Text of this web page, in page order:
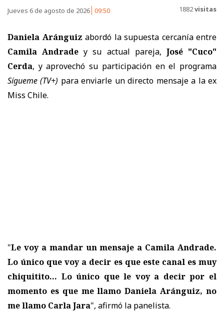
Jueves 6 de agosto de 2026 09:50 1882visitas
Daniela Aránguiz abordó la supuesta cercanía entre
Camila Andrade y su actual pareja, José "Cuco"
Cerda, y aprovechó su participación en el programa
Sígueme (TV+) para enviarle un directo mensaje a la ex
Miss Chile.
"Le voy a mandar un mensaje a Camila Andrade.
Lo único que voy a decir es que este canal es muy
chiquitito... Lo único que le voy a decir por el
momento es que me llamo Daniela Aránguiz, no
me llamo Carla Jara", afirmó la panelista.